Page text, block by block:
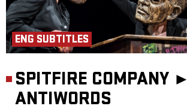
ENG SUBTITLES
SPITFIRE COMPANY ►
ANTIWORDS